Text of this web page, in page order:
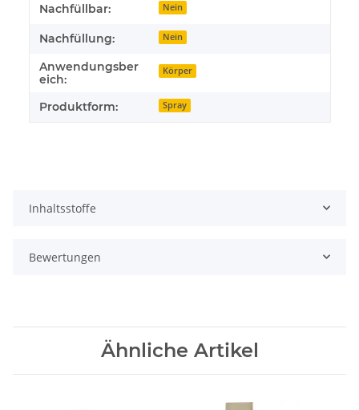
Nachfüllbar: Nein
Nachfüllung: Nein
Anwendungsber
eich:
Körper
Produktform: Spray
Inhaltsstoffe
Bewertungen
Ähnliche Artikel